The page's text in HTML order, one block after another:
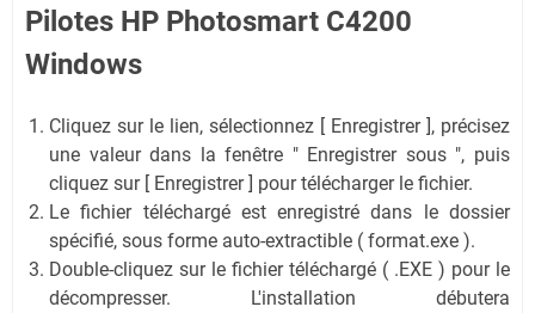
Pilotes HP Photosmart C4200
Windows
Cliquez sur le lien, sélectionnez [ Enregistrer ], précisez
une valeur dans la fenêtre " Enregistrer sous ", puis
cliquez sur [ Enregistrer ] pour télécharger le fichier.
Le fichier téléchargé est enregistré dans le dossier
spécifié, sous forme auto-extractible ( format.exe ).
Double-cliquez sur le fichier téléchargé ( .EXE ) pour le
décompresser. L'installation débutera